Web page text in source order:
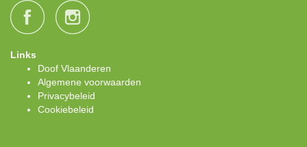
Links
Doof Vlaanderen
Algemene voorwaarden
Privacybeleid
Cookiebeleid